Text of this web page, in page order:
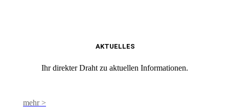
AKTUELLES
Ihr direkter Draht zu aktuellen Informationen.
mehr >